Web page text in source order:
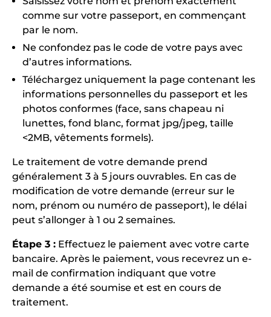
comme sur votre passeport, en commençant
par le nom.
Ne confondez pas le code de votre pays avec
d’autres informations.
Téléchargez uniquement la page contenant les
informations personnelles du passeport et les
photos conformes (face, sans chapeau ni
lunettes, fond blanc, format jpg/jpeg, taille
<2MB, vêtements formels).
Le traitement de votre demande prend
généralement 3 à 5 jours ouvrables. En cas de
modification de votre demande (erreur sur le
nom, prénom ou numéro de passeport), le délai
peut s’allonger à 1 ou 2 semaines.
Étape 3 : Effectuez le paiement avec votre carte
bancaire. Après le paiement, vous recevrez un e-
mail de confirmation indiquant que votre
demande a été soumise et est en cours de
traitement.